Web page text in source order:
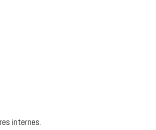
internes.